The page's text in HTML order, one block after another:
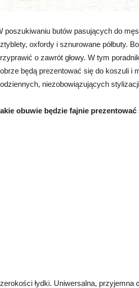
poszukiwaniu butów pasujących do
oxfordy i sznurowane półbuty.
o zawrót głowy. W tym
będą prezentować się do koszuli i
niezobowiązujących
obuwie będzie fajnie
łydki. Uniwersalna,